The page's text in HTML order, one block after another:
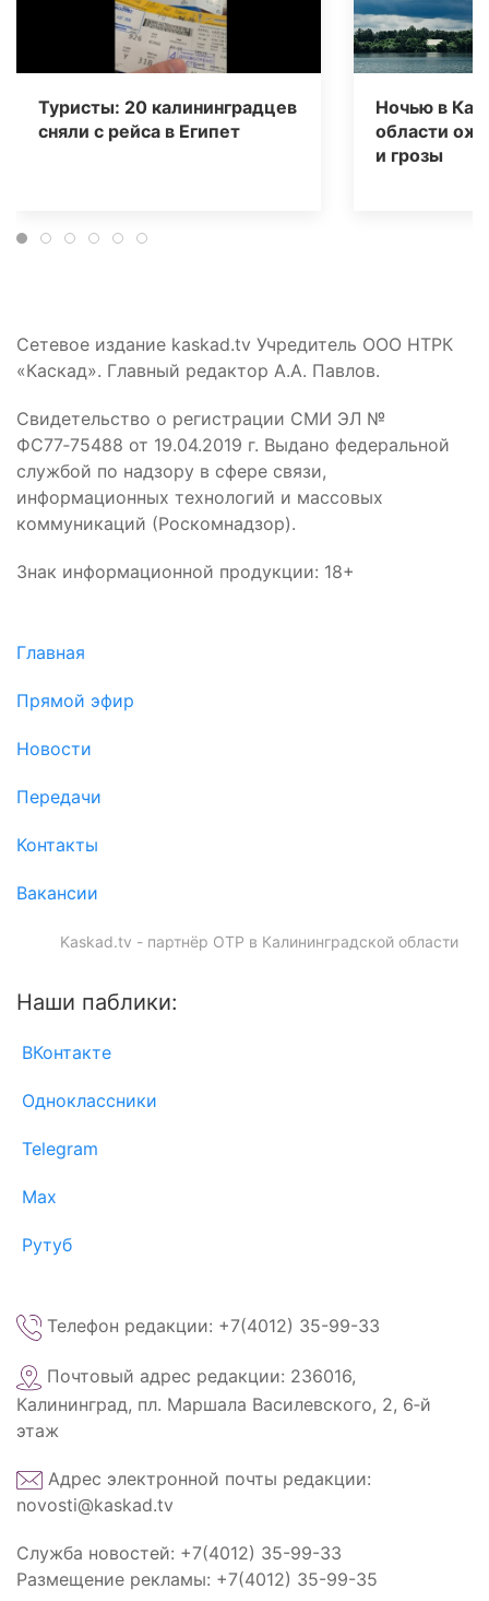
Туристы: 20 калининградцев
сняли с рейса в Египет
Ночью в
области
и грозы
Сетевое издание kaskad.tv Учредитель ООО НТРК
«Каскад». Главный редактор А.А. Павлов.
Свидетельство о регистрации СМИ ЭЛ №
ФС77‑75488 от 19.04.2019 г. Выдано федеральной
службой по надзору в сфере связи,
информационных технологий и массовых
коммуникаций (Роскомнадзор).
Знак информационной продукции: 18+
Главная
Прямой эфир
Новости
Передачи
Контакты
Вакансии
Kaskad.tv - партнёр ОТР в Калининградской области
Наши паблики:
ВКонтакте
Одноклассники
Telegram
Max
Рутуб
Телефон редакции: +7(4012) 35-99-33
Почтовый адрес редакции: 236016,
Калининград, пл. Маршала Василевского, 2, 6‑й
этаж
Адрес электронной почты редакции:
novosti@kaskad.tv
Служба новостей: +7(4012) 35-99-33
Размещение рекламы: +7(4012) 35-99-35